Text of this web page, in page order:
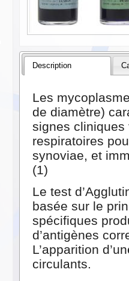
Description
Les
de diamètre)
signes cliniques
respiratoires
synoviae, et
(1)
Le test
basée sur le
spécifiques
d’antigènes
L’apparition
circulants.